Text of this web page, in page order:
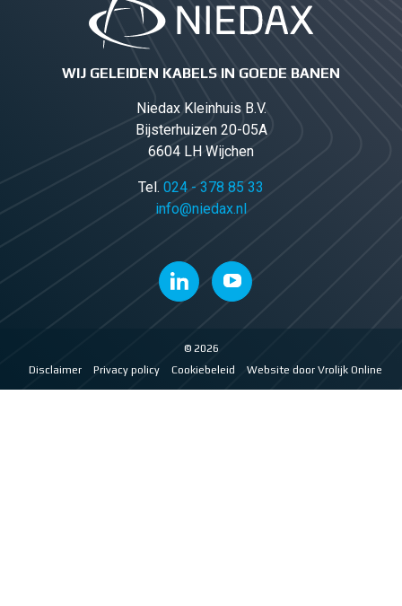
WIJ GELEIDEN KABELS IN GOEDE BANEN
Niedax Kleinhuis B.V.
Bijsterhuizen 20-05A
6604 LH Wijchen
Tel. 024 - 378 85 33
info@niedax.nl
© 2026
Disclaimer
Privacy policy Cookiebeleid Website door Vrolijk Online